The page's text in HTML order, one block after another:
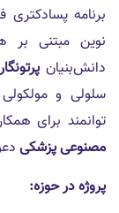
نوین مبتنی
دانش‌بنیان
سلولی و
توانمند برای
مصنوعی پزشکی
پروژه در حوزه: